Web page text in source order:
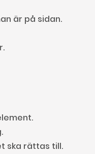
är på sidan.
ska rättas till.